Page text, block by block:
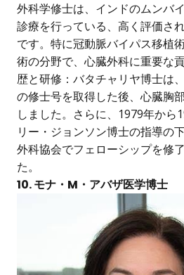
外科学修士は、インドのムンバ
診療を行っている、高く評価さ
です。特に冠動脈バイパス移植
術の分野で、心臓外科に重要な
歴と研修：バタチャリヤ博士は
の修士号を取得した後、心臓胸
しました。さらに、1979年から
リー・ジョンソン博士の指導の
外科協会でフェローシップを修
た。
10. モナ・M・アバザ医学博士